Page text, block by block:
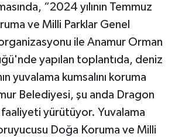
“2024 yılının Temmuz
ve Milli Parklar Genel
ile Anamur Orman
yapılan toplantıda, deniz
yuvalama kumsalını koruma
Belediyesi, şu anda Dragon
faaliyeti yürütüyor. Yuvalama
Doğa Koruma ve Milli